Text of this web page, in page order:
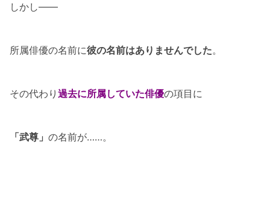
しかし――
所属俳優の名前に彼の名前はありませんでした。
その代わり 過去に所属していた俳優の項目に
「武尊」 の名前が……。